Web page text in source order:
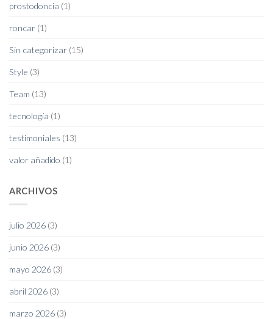
prostodoncia (1)
roncar (1)
Sin categorizar (15)
Style (3)
Team (13)
tecnología (1)
testimoniales (13)
valor añadido (1)
ARCHIVOS
julio 2026 (3)
junio 2026 (3)
mayo 2026 (3)
abril 2026 (3)
marzo 2026 (3)